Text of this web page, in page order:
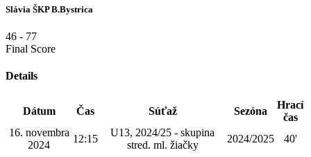
Slávia ŠKP B.Bystrica
46 - 77
Final Score
Details
Dátum Čas Súťaž Sezóna
Hrací
čas
16. novembra
2024
12:15
U13, 2024/25 - skupina
stred. ml. žiačky
2024/2025 40'